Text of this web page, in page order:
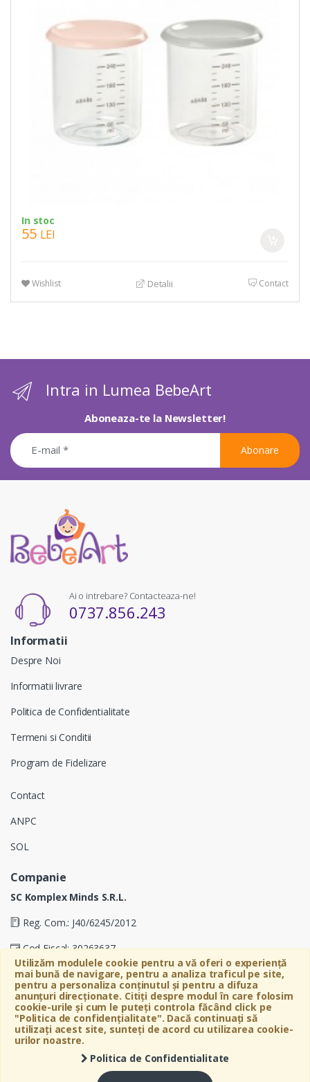
Utilizăm modulele cookie pentru a vă oferi o experiență
mai bună de navigare, pentru a analiza traficul pe site,
pentru a personaliza conținutul și pentru a difuza
anunțuri direcționate. Citiți despre modul în care folosim
cookie-urile și cum le puteți controla făcând click pe
"Politica de confidențialitate". Dacă continuați să
utilizați acest site, sunteți de acord cu utilizarea cookie-
urilor noastre.
Politica de Confidentialitate
In stoc
55 LEI
Wishlist Detalii Contact
Intra in Lumea BebeArt
Aboneaza-te la Newsletter!
Abonare
Ai o intrebare? Contacteaza-ne!
0737.856.243
Informatii
Despre Noi
Informatii livrare
Politica de Confidentialitate
Termeni si Conditii
Program de Fidelizare
Contact
ANPC
SOL
Companie
SC Komplex Minds S.R.L.
Reg. Com.: J40/6245/2012
Cod Fiscal: 30263637
Soseaua Virtutii 19D, Etaj 4, Biroul A, Sector 6, Bucuresti
- All Rights Reserved